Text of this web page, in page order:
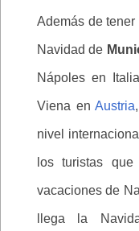
Además de
Navidad de
Nápoles en
Viena enAustria
nivel
los turistas
vacaciones de
llega la